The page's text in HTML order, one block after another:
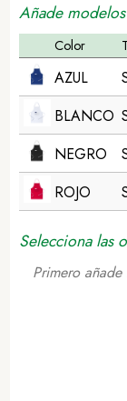
Añade
Color
AZUL
BLANCO
NEGRO
ROJO
Selecciona las
Primero